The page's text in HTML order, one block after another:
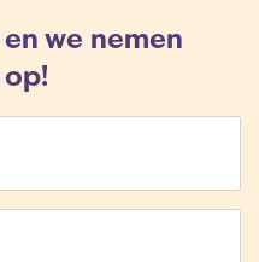
we nemen